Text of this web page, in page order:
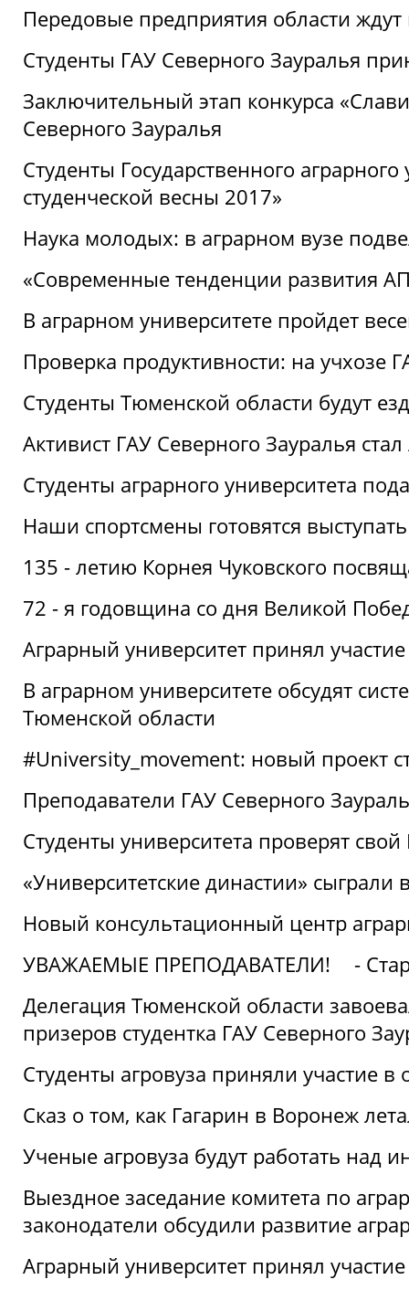
Передовые предприятия области ждут
Студенты ГАУ Северного Зауралья
Заключительный этап конкурса
Северного Зауралья
Студенты Государственного
студенческой весны 2017»
Наука молодых: в аграрном вузе
«Современные тенденции развития
В аграрном университете пройдет
Проверка продуктивности: на учхозе
Студенты Тюменской области будут
Активист ГАУ Северного Зауралья
Студенты аграрного университета
Наши спортсмены готовятся
135 - летию Корнея Чуковского
72 - я годовщина со дня Великой
Аграрный университет принял
В аграрном университете обсудят
Тюменской области
#University_movement: новый проект
Преподаватели ГАУ Северного
Студенты университета проверят свой
«Университетские династии»
Новый консультационный центр
УВАЖАЕМЫЕ ПРЕПОДАВАТЕЛИ!
-
Делегация Тюменской области
призеров студентка ГАУ Северного
Студенты агровуза приняли участие в
Сказ о том, как Гагарин в Воронеж
Ученые агровуза будут работать над
Выездное заседание комитета по
законодатели обсудили развитие
Аграрный университет принял